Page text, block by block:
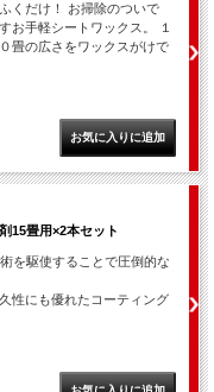
くだけ！ お掃除のついで
お手軽シートワックス。 １
畳の広さをワックスがけで
15畳用×2本セット
を駆使することで圧倒的な
性にも優れたコーティング